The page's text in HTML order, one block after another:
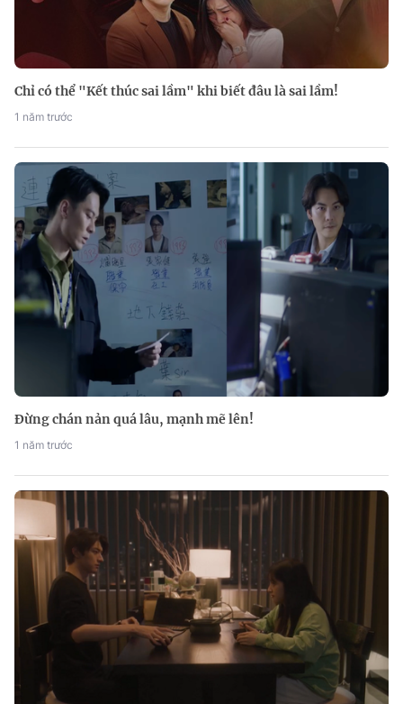
Chỉ có thể "Kết thúc sai lầm" khi biết đâu là sai lầm!
1 năm trước
Đừng chán nản quá lâu, mạnh mẽ lên!
1 năm trước